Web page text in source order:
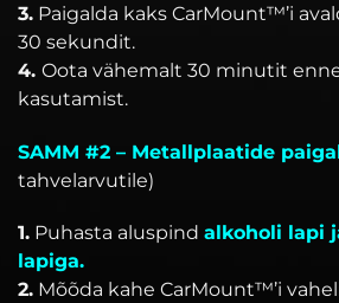
3. Paigalda kaks CarMount™’i
30 sekundit.
4. Oota vähemalt 30 minutit
kasutamist.
SAMM #2 – Metallplaatide
tahvelarvutile)
1. Puhasta aluspind alkoholi lapi
lapiga.
2. Mõõda kahe CarMount™’i